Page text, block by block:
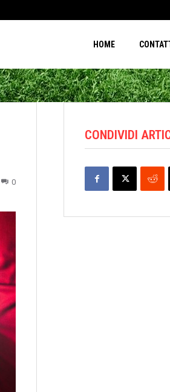
HOME
0
CONDIVIDI